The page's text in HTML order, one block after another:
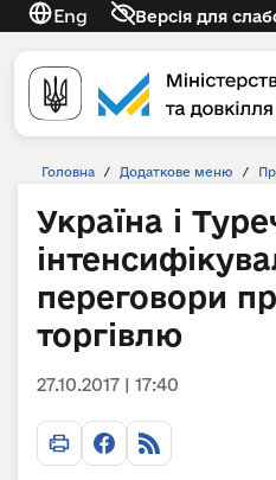
Eng Версія для
Головна / Додаткове меню /
Україна і
переговори
торгівлю
27.10.2017 | 17:40